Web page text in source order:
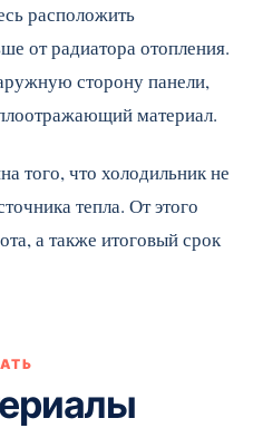
расположить
от радиатора отопления.
сторону панели,
материал.
того, что холодильник не
тепла. От этого
а также итоговый срок